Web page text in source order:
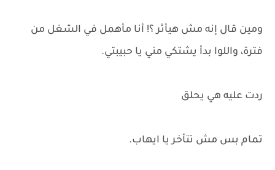
ومين قال إنه مش هيأثر ؟! أنا مأهمل في الشغل من
فترة، واللوا بدأ يشتكي مني يا حبيبتي.
ردت عليه هي يحلق
تمام بس مش تتأخر يا ايهاب.